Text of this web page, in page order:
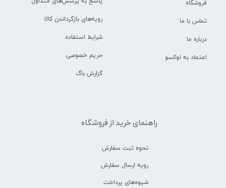
راهنمای خرید از فروشگاه
نحوه ثبت سفارش
رویه ارسال سفارش
شیوه‌های پرداخت
رویه‌های بازگرداندن کالا
شرایط استفاده
حریم خصوصی
گزارش باگ
فروشگاه
تماس با ما
درباره ما
اعتماد به لوکسو